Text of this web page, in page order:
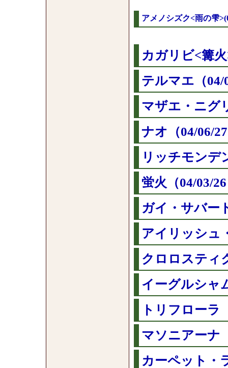
アメノシズク<雨の雫
カガリビ<篝
テルマエ（04/
マザエ・ニグ
ナオ（04/06/
リッチモンデ
蛍火（04/03/
ガイ・サバー
アイリッシュ
クロロスティ
イーグルシャ
トリフローラ
マソニアーナ
カーペット・